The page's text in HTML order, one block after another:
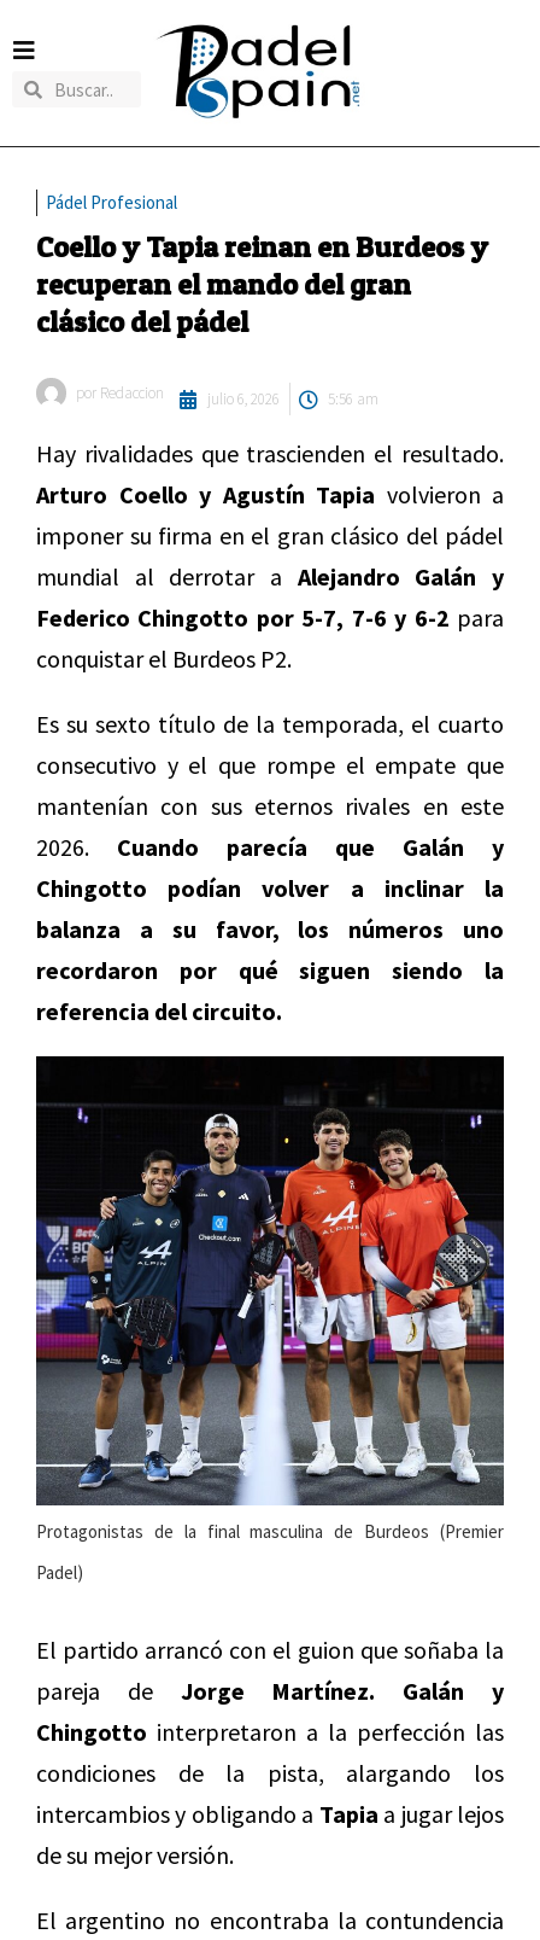
Pádel Profesional
Coello y Tapia reinan en Burdeos y
recuperan el mando del gran
clásico del pádel
por Redaccion julio 6, 2026 5:56 am
Hay rivalidades que trascienden el resultado.
Arturo Coello y Agustín Tapia volvieron a
imponer su firma en el gran clásico del pádel
mundial al derrotar a Alejandro Galán y
Federico Chingotto por 5-7, 7-6 y 6-2 para
conquistar el Burdeos P2.
Es su sexto título de la temporada, el cuarto
consecutivo y el que rompe el empate que
mantenían con sus eternos rivales en este
2026. Cuando parecía que Galán y
Chingotto podían volver a inclinar la
balanza a su favor, los números uno
recordaron por qué siguen siendo la
referencia del circuito.
Protagonistas de la final masculina de Burdeos (Premier
Padel)
El partido arrancó con el guion que soñaba la
pareja de Jorge Martínez.
Galán y
Chingotto interpretaron a la perfección las
condiciones de la pista, alargando los
intercambios y obligando a Tapia a jugar lejos
de su mejor versión.
El argentino no encontraba la contundencia